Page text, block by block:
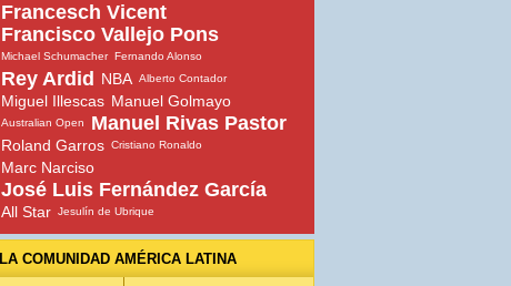
Francesch Vicent
Francisco Vallejo Pons
Michael Schumacher Fernando Alonso
Rey Ardid NBA Alberto Contador
Miguel Illescas Manuel Golmayo
Australian Open Manuel Rivas Pastor
Roland Garros Cristiano Ronaldo
Marc Narciso
José Luis Fernández García
All Star Jesulín de Ubrique
LA COMUNIDAD AMÉRICA LATINA